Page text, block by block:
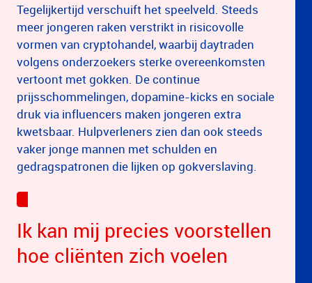
Tegelijkertijd verschuift het speelveld. Steeds
meer jongeren raken verstrikt in risicovolle
vormen van cryptohandel, waarbij daytraden
volgens onderzoekers sterke overeenkomsten
vertoont met gokken. De continue
prijsschommelingen, dopamine-kicks en sociale
druk via influencers maken jongeren extra
kwetsbaar. Hulpverleners zien dan ook steeds
vaker jonge mannen met schulden en
gedragspatronen die lijken op gokverslaving.
Ik kan mij precies voorstellen
hoe cliënten zich voelen